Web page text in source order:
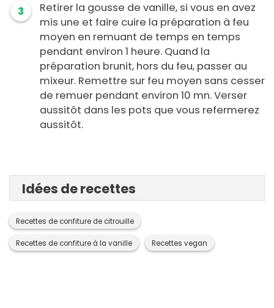
3
Retirer la gousse de vanille, si vous en avez
mis une et faire cuire la préparation à feu
moyen en remuant de temps en temps
pendant environ 1 heure. Quand la
préparation brunit, hors du feu, passer au
mixeur. Remettre sur feu moyen sans cesser
de remuer pendant environ 10 mn. Verser
aussitôt dans les pots que vous refermerez
aussitôt.
Idées de recettes
Recettes de confiture de citrouille
Recettes de confiture à la vanille Recettes vegan